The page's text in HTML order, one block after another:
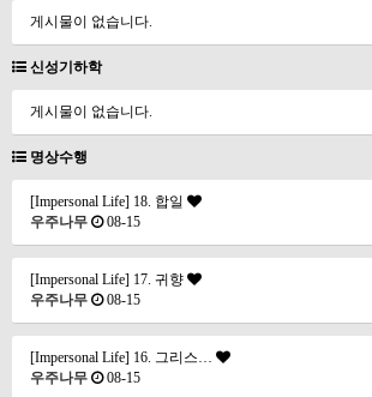
게시물이 없습니다.
신성기하학
게시물이 없습니다.
명상수행
[Impersonal Life] 18. 합일
우주나무
08-15
[Impersonal Life] 17. 귀향
우주나무
08-15
[Impersonal Life] 16. 그리스…
우주나무
08-15